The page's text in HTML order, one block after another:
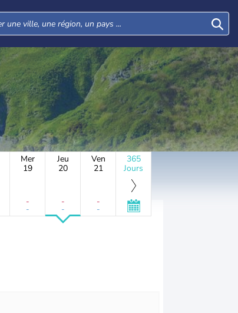
Mer
19
-
-
Jeu
20
-
-
Ven
21
-
-
365
Jours